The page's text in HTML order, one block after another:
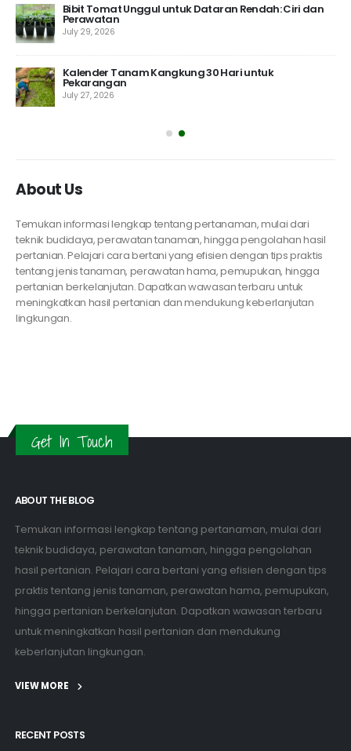
Bibit Tomat Unggul untuk Dataran Rendah: Ciri dan
Perawatan
July 29, 2026
Kalender Tanam Kangkung 30 Hari untuk
Pekarangan
July 27, 2026
About Us
Temukan informasi lengkap tentang pertanaman, mulai dari
teknik budidaya, perawatan tanaman, hingga pengolahan hasil
pertanian. Pelajari cara bertani yang efisien dengan tips praktis
tentang jenis tanaman, perawatan hama, pemupukan, hingga
pertanian berkelanjutan. Dapatkan wawasan terbaru untuk
meningkatkan hasil pertanian dan mendukung keberlanjutan
lingkungan.
Get In Touch
ABOUT THE BLOG
Temukan informasi lengkap tentang pertanaman, mulai dari
teknik budidaya, perawatan tanaman, hingga pengolahan
hasil pertanian. Pelajari cara bertani yang efisien dengan tips
praktis tentang jenis tanaman, perawatan hama, pemupukan,
hingga pertanian berkelanjutan. Dapatkan wawasan terbaru
untuk meningkatkan hasil pertanian dan mendukung
keberlanjutan lingkungan.
VIEW MORE
RECENT POSTS